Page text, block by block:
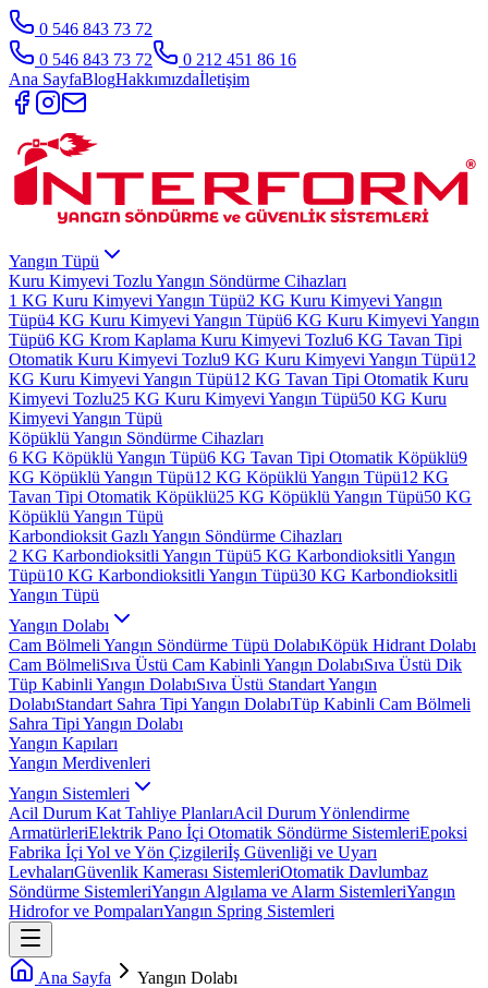
0 546 843 73 72
0 546 843 73 72
0 212 451 86 16
Ana SayfaBlogHakkımızdaİletişim
Yangın Tüpü
Kuru Kimyevi Tozlu Yangın Söndürme Cihazları
1 KG Kuru Kimyevi Yangın Tüpü2 KG Kuru Kimyevi Yangın
Tüpü4 KG Kuru Kimyevi Yangın Tüpü6 KG Kuru Kimyevi Yangın
Tüpü6 KG Krom Kaplama Kuru Kimyevi Tozlu6 KG Tavan Tipi
Otomatik Kuru Kimyevi Tozlu9 KG Kuru Kimyevi Yangın Tüpü12
KG Kuru Kimyevi Yangın Tüpü12 KG Tavan Tipi Otomatik Kuru
Kimyevi Tozlu25 KG Kuru Kimyevi Yangın Tüpü50 KG Kuru
Kimyevi Yangın Tüpü
Köpüklü Yangın Söndürme Cihazları
6 KG Köpüklü Yangın Tüpü6 KG Tavan Tipi Otomatik Köpüklü9
KG Köpüklü Yangın Tüpü12 KG Köpüklü Yangın Tüpü12 KG
Tavan Tipi Otomatik Köpüklü25 KG Köpüklü Yangın Tüpü50 KG
Köpüklü Yangın Tüpü
Karbondioksit Gazlı Yangın Söndürme Cihazları
2 KG Karbondioksitli Yangın Tüpü5 KG Karbondioksitli Yangın
Tüpü10 KG Karbondioksitli Yangın Tüpü30 KG Karbondioksitli
Yangın Tüpü
Yangın Dolabı
Cam Bölmeli Yangın Söndürme Tüpü DolabıKöpük Hidrant Dolabı
Cam BölmeliSıva Üstü Cam Kabinli Yangın DolabıSıva Üstü Dik
Tüp Kabinli Yangın DolabıSıva Üstü Standart Yangın
DolabıStandart Sahra Tipi Yangın DolabıTüp Kabinli Cam Bölmeli
Sahra Tipi Yangın Dolabı
Yangın Kapıları
Yangın Merdivenleri
Yangın Sistemleri
Acil Durum Kat Tahliye PlanlarıAcil Durum Yönlendirme
ArmatürleriElektrik Pano İçi Otomatik Söndürme SistemleriEpoksi
Fabrika İçi Yol ve Yön Çizgileriİş Güvenliği ve Uyarı
LevhalarıGüvenlik Kamerası SistemleriOtomatik Davlumbaz
Söndürme SistemleriYangın Algılama ve Alarm SistemleriYangın
Hidrofor ve PompalarıYangın Spring Sistemleri
Ana Sayfa Yangın Dolabı